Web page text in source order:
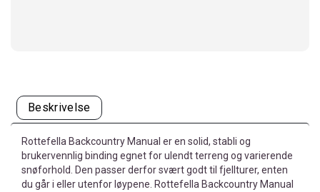
Beskrivelse
Rottefella Backcountry Manual er en solid, stabli og
brukervennlig binding egnet for ulendt terreng og varierende
snøforhold. Den passer derfor svært godt til fjellturer, enten
du går i eller utenfor løypene. Rottefella Backcountry Manual